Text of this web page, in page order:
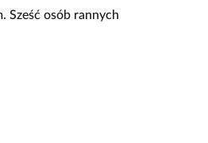
Sześć osób rannych